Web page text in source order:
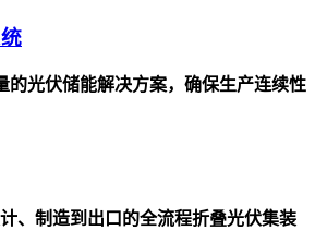
的光伏储能解决方案，确保生产连续性
、制造到出口的全流程折叠光伏集装